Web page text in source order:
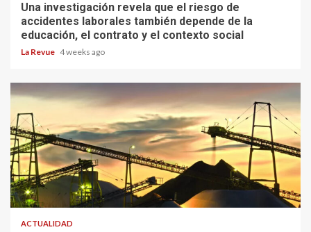
Una investigación revela que el riesgo de
accidentes laborales también depende de la
educación, el contrato y el contexto social
La Revue 4 weeks ago
ACTUALIDAD